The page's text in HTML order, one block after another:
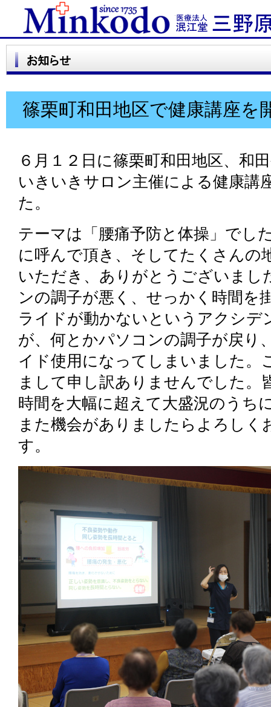
篠栗町和田地区で健康講座を
６月１２日に篠栗町和田地区、和
いきいきサロン主催による健康講
た。
テーマは「腰痛予防と体操」でし
に呼んで頂き、そしてたくさんの
いただき、ありがとうございまし
ンの調子が悪く、せっかく時間を
ライドが動かないというアクシデ
が、何とかパソコンの調子が戻り
イド使用になってしまいました。
まして申し訳ありませんでした。
時間を大幅に超えて大盛況のうち
また機会がありましたらよろしく
す。